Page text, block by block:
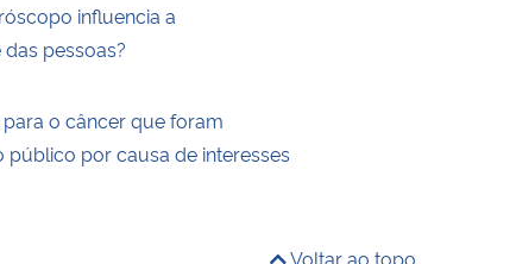
influencia a
pessoas?
o câncer que foram
público por causa de interesses
Voltar ao topo